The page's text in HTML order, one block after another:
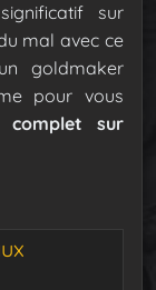
sur
mal avec ce
goldmaker
pour vous
complet sur